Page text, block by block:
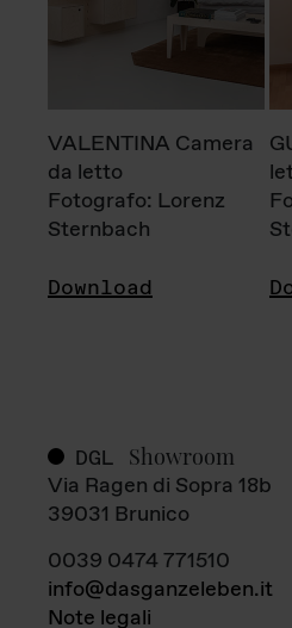
VALENTINA Camera
da letto
Fotografo: Lorenz
Sternbach
Download
DGL Showroom
Via Ragen di Sopra 18b
39031 Brunico
0039 0474 771510
info@dasganzeleben.it
Note legali